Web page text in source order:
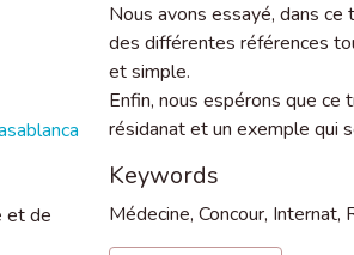
et de
Nous avons essayé, dans
des différentes références
et simple.
Enfin, nous espérons que ce
résidanat et un exemple qui
Keywords
Médecine, Concour, Internat,